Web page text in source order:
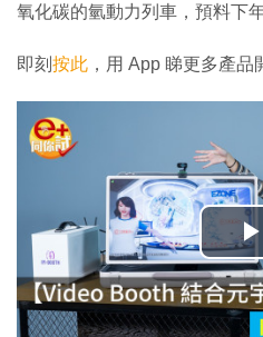
氧化碳的氫動力列車，預料下
即刻 按此 ，用 App 睇更多產品